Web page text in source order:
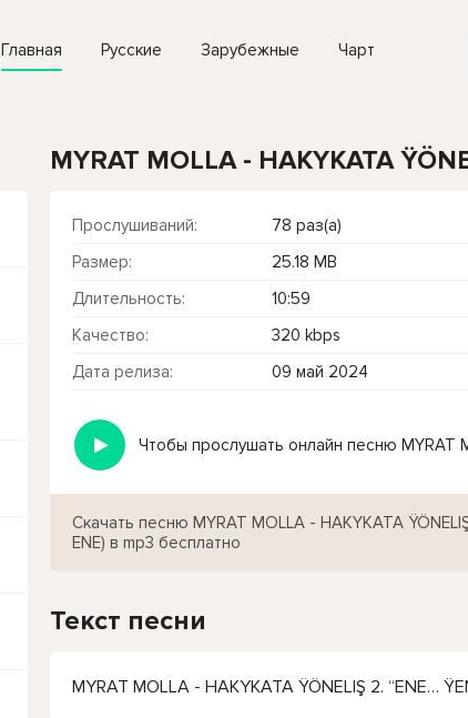
Главная Русские Зарубежные Чарт
MYRAT MOLLA - HAKYKATA
Прослушиваний:
78 раз(а)
Размер:
25.18 MB
Длительность:
10:59
Качество:
320 kbps
Дата релиза:
09 май 2024
Скачать песню MYRAT MOLLA - HAKYKATA
ENE) в mp3 бесплатно
Текст песни
MYRAT MOLLA - HAKYKATA ŸÖNELIŞ 2. “ENE…